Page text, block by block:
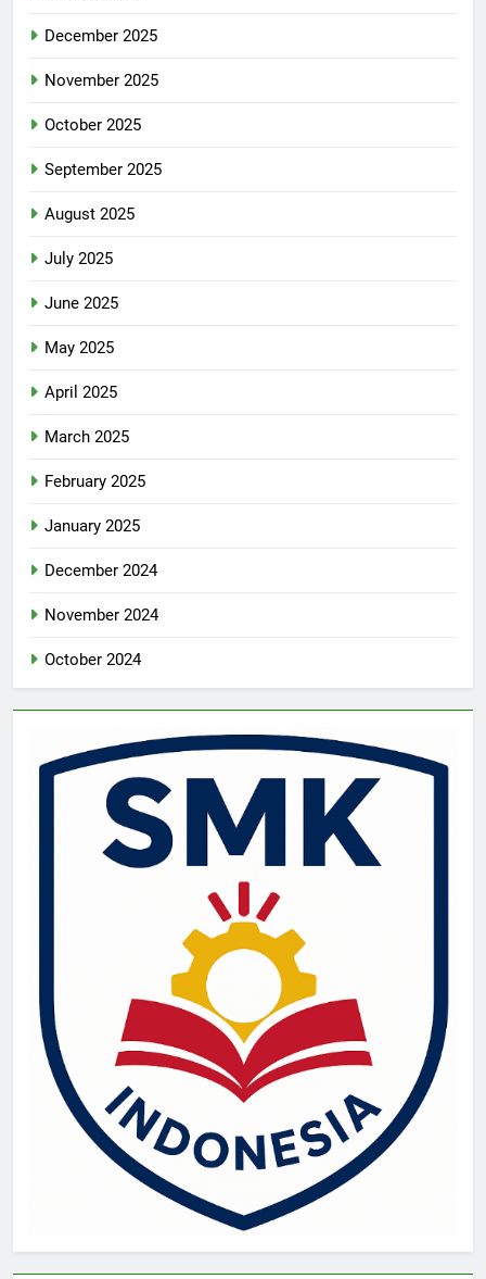
December 2025
November 2025
October 2025
September 2025
August 2025
July 2025
June 2025
May 2025
April 2025
March 2025
February 2025
January 2025
December 2024
November 2024
October 2024